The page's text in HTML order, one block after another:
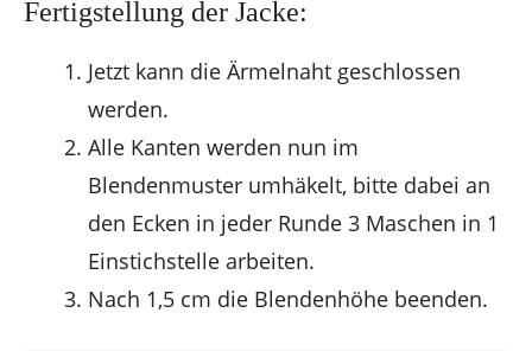
Fertigstellung der Jacke:
Jetzt kann die Ärmelnaht geschlossen
werden.
Alle Kanten werden nun im
Blendenmuster umhäkelt, bitte dabei an
den Ecken in jeder Runde 3 Maschen in 1
Einstichstelle arbeiten.
Nach 1,5 cm die Blendenhöhe beenden.